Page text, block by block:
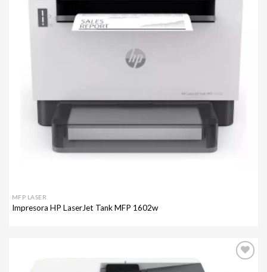
MFP LASER
Impresora HP LaserJet Tank MFP 1602w